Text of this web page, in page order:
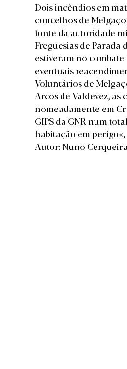
Dois incêndios em
concelhos de
fonte da autoridade
Freguesias de Parada
estiveram no
eventuais
Voluntários de
Arcos de Valdevez,
nomeadamente em
GIPS da GNR num
habitação em
Autor: Nuno Cerqueira